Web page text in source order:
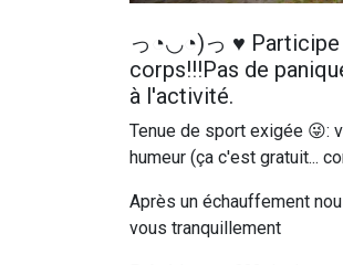
っ◔◡◔)っ ♥ Participe
corps!!!Pas de
à l'activité.
Tenue de sport exigée 😜:
humeur (ça c'est gratuit...
Après un échauffement
vous tranquillement